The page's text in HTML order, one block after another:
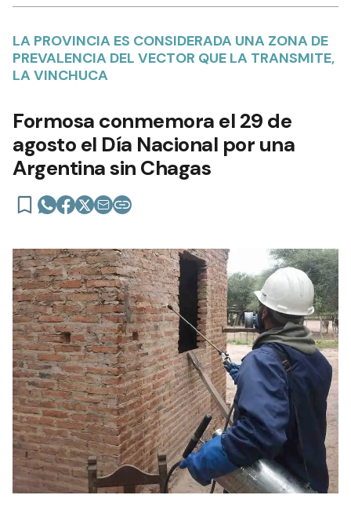
LA PROVINCIA ES CONSIDERADA UNA ZONA DE
PREVALENCIA DEL VECTOR QUE LA TRANSMITE,
LA VINCHUCA
Formosa conmemora el 29 de
agosto el Día Nacional por una
Argentina sin Chagas